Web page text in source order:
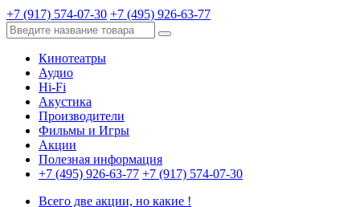
+7 (917) 574-07-30 +7 (495) 926-63-77
Кинотеатры
Аудио
Hi-Fi
Акустика
Производители
Фильмы и Игры
Акции
Полезная информация
+7 (495) 926-63-77 +7 (917) 574-07-30
Всего две акции, но какие !